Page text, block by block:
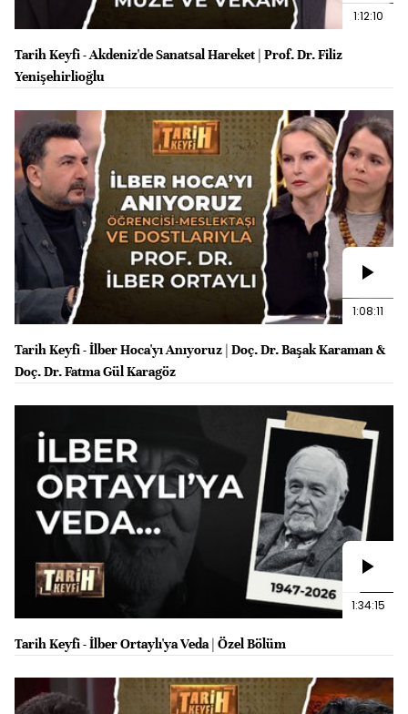
1:12:10
Tarih Keyfi - Akdeniz'de Sanatsal Hareket | Prof. Dr. Filiz
Yenişehirlioğlu
1:08:11
Tarih Keyfi - İlber Hoca'yı Anıyoruz | Doç. Dr. Başak Karaman &
Doç. Dr. Fatma Gül Karagöz
1:34:15
Tarih Keyfi - İlber Ortaylı'ya Veda | Özel Bölüm